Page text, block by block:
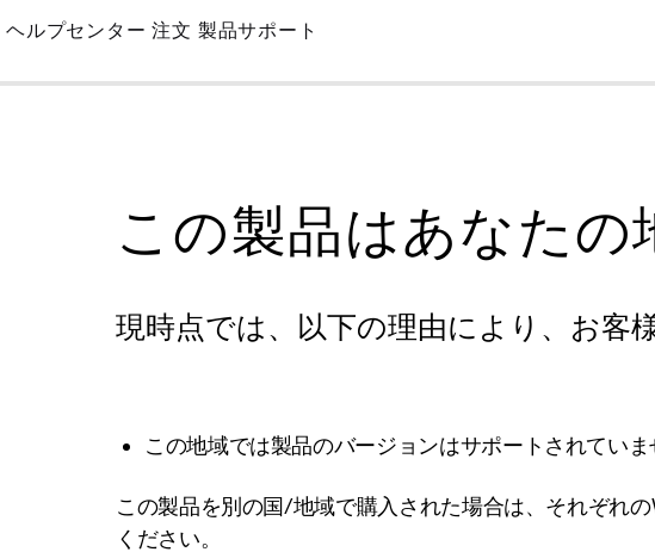
Skip
Main
ヘルプセンター 注文 製品サポート
この製品はあなた
現時点では、以下の理由により、お客
この地域では製品のバージョンはサポートされていま
この製品を別の国/地域で購入された場合は、それぞれ
ください。